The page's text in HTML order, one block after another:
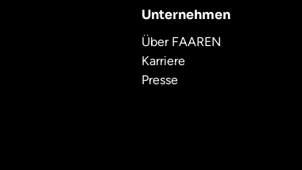
Unternehmen
Über FAAREN
Karriere
Presse